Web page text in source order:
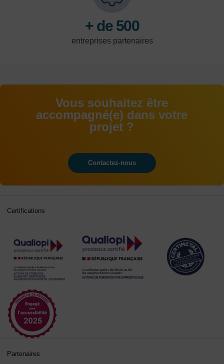
+ de 500
entreprises partenaires
Vous souhaitez être
accompagné(e) dans votre
projet ?
Contactez-nous
Certifications
Partenaires